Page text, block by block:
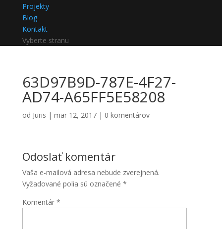
Projekty
Blog
Kontakt
Vyberte stranu
63D97B9D-787E-4F27-
AD74-A65FF5E58208
od Juris | mar 12, 2017| 0 komentárov
Odoslať komentár
Vaša e-mailová adresa nebude zverejnená.
Vyžadované polia sú označené *
Komentár *